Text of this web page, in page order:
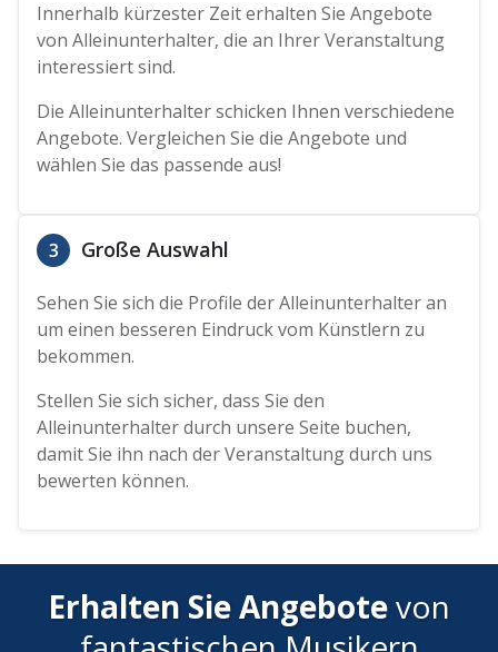
Innerhalb kürzester Zeit erhalten Sie Angebote
von Alleinunterhalter, die an Ihrer Veranstaltung
interessiert sind.
Die Alleinunterhalter schicken Ihnen verschiedene
Angebote. Vergleichen Sie die Angebote und
wählen Sie das passende aus!
3 Große Auswahl
Sehen Sie sich die Profile der Alleinunterhalter an
um einen besseren Eindruck vom Künstlern zu
bekommen.
Stellen Sie sich sicher, dass Sie den
Alleinunterhalter durch unsere Seite buchen,
damit Sie ihn nach der Veranstaltung durch uns
bewerten können.
Erhalten Sie Angebotevon